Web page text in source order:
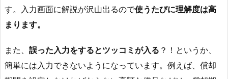
す。入力画面に解説が沢山出るので使うたびに理解度は高
まります。
また、 誤った入力をするとツッコミが入る ？！というか、
簡単には入力できないようになっています。例えば、償却